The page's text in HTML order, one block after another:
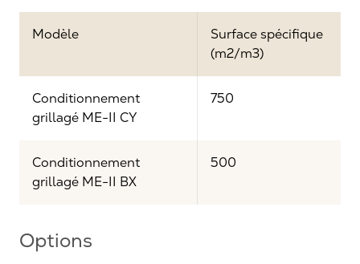
Modèle
Surface spécifique
(m2/m3)
Conditionnement
grillagé ME-II CY
750
Conditionnement
grillagé ME-II BX
500
Options